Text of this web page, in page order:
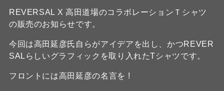
REVERSAL X 高田道場のコラボレーションＴシャツ
の販売のお知らせです。
今回は高田延彦氏自らがアイデアを出し、かつREVER
SALらしいグラフィックを取り入れたTシャツです。
フロントには高田延彦の名言を !